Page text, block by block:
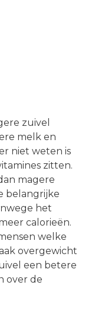
zuivel
melk en
niet weten is
zitten.
magere
belangrijke
het
calorieën.
welke
overgewicht
een betere
over de